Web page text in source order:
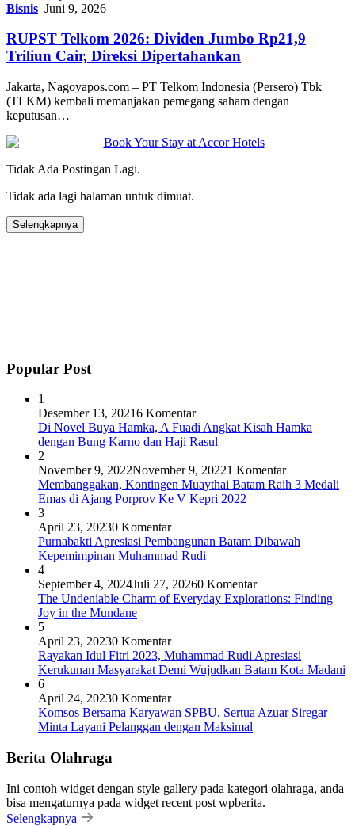
Bisnis Juni 9, 2026
RUPST Telkom 2026: Dividen Jumbo Rp21,9
Triliun Cair, Direksi Dipertahankan
Jakarta, Nagoyapos.com – PT Telkom Indonesia (Persero) Tbk
(TLKM) kembali memanjakan pemegang saham dengan
keputusan…
Tidak Ada Postingan Lagi.
Tidak ada lagi halaman untuk dimuat.
Selengkapnya
Popular Post
1
Desember 13, 20216 Komentar
Di Novel Buya Hamka, A Fuadi Angkat Kisah Hamka
dengan Bung Karno dan Haji Rasul
2
November 9, 2022November 9, 20221 Komentar
Membanggakan, Kontingen Muaythai Batam Raih 3 Medali
Emas di Ajang Porprov Ke V Kepri 2022
3
April 23, 20230 Komentar
Purnabakti Apresiasi Pembangunan Batam Dibawah
Kepemimpinan Muhammad Rudi
4
September 4, 2024Juli 27, 20260 Komentar
The Undeniable Charm of Everyday Explorations: Finding
Joy in the Mundane
5
April 23, 20230 Komentar
Rayakan Idul Fitri 2023, Muhammad Rudi Apresiasi
Kerukunan Masyarakat Demi Wujudkan Batam Kota Madani
6
April 24, 20230 Komentar
Komsos Bersama Karyawan SPBU, Sertua Azuar Siregar
Minta Layani Pelanggan dengan Maksimal
Berita Olahraga
Ini contoh widget dengan style gallery pada kategori olahraga, anda
bisa mengaturnya pada widget recent post wpberita.
Selengkapnya